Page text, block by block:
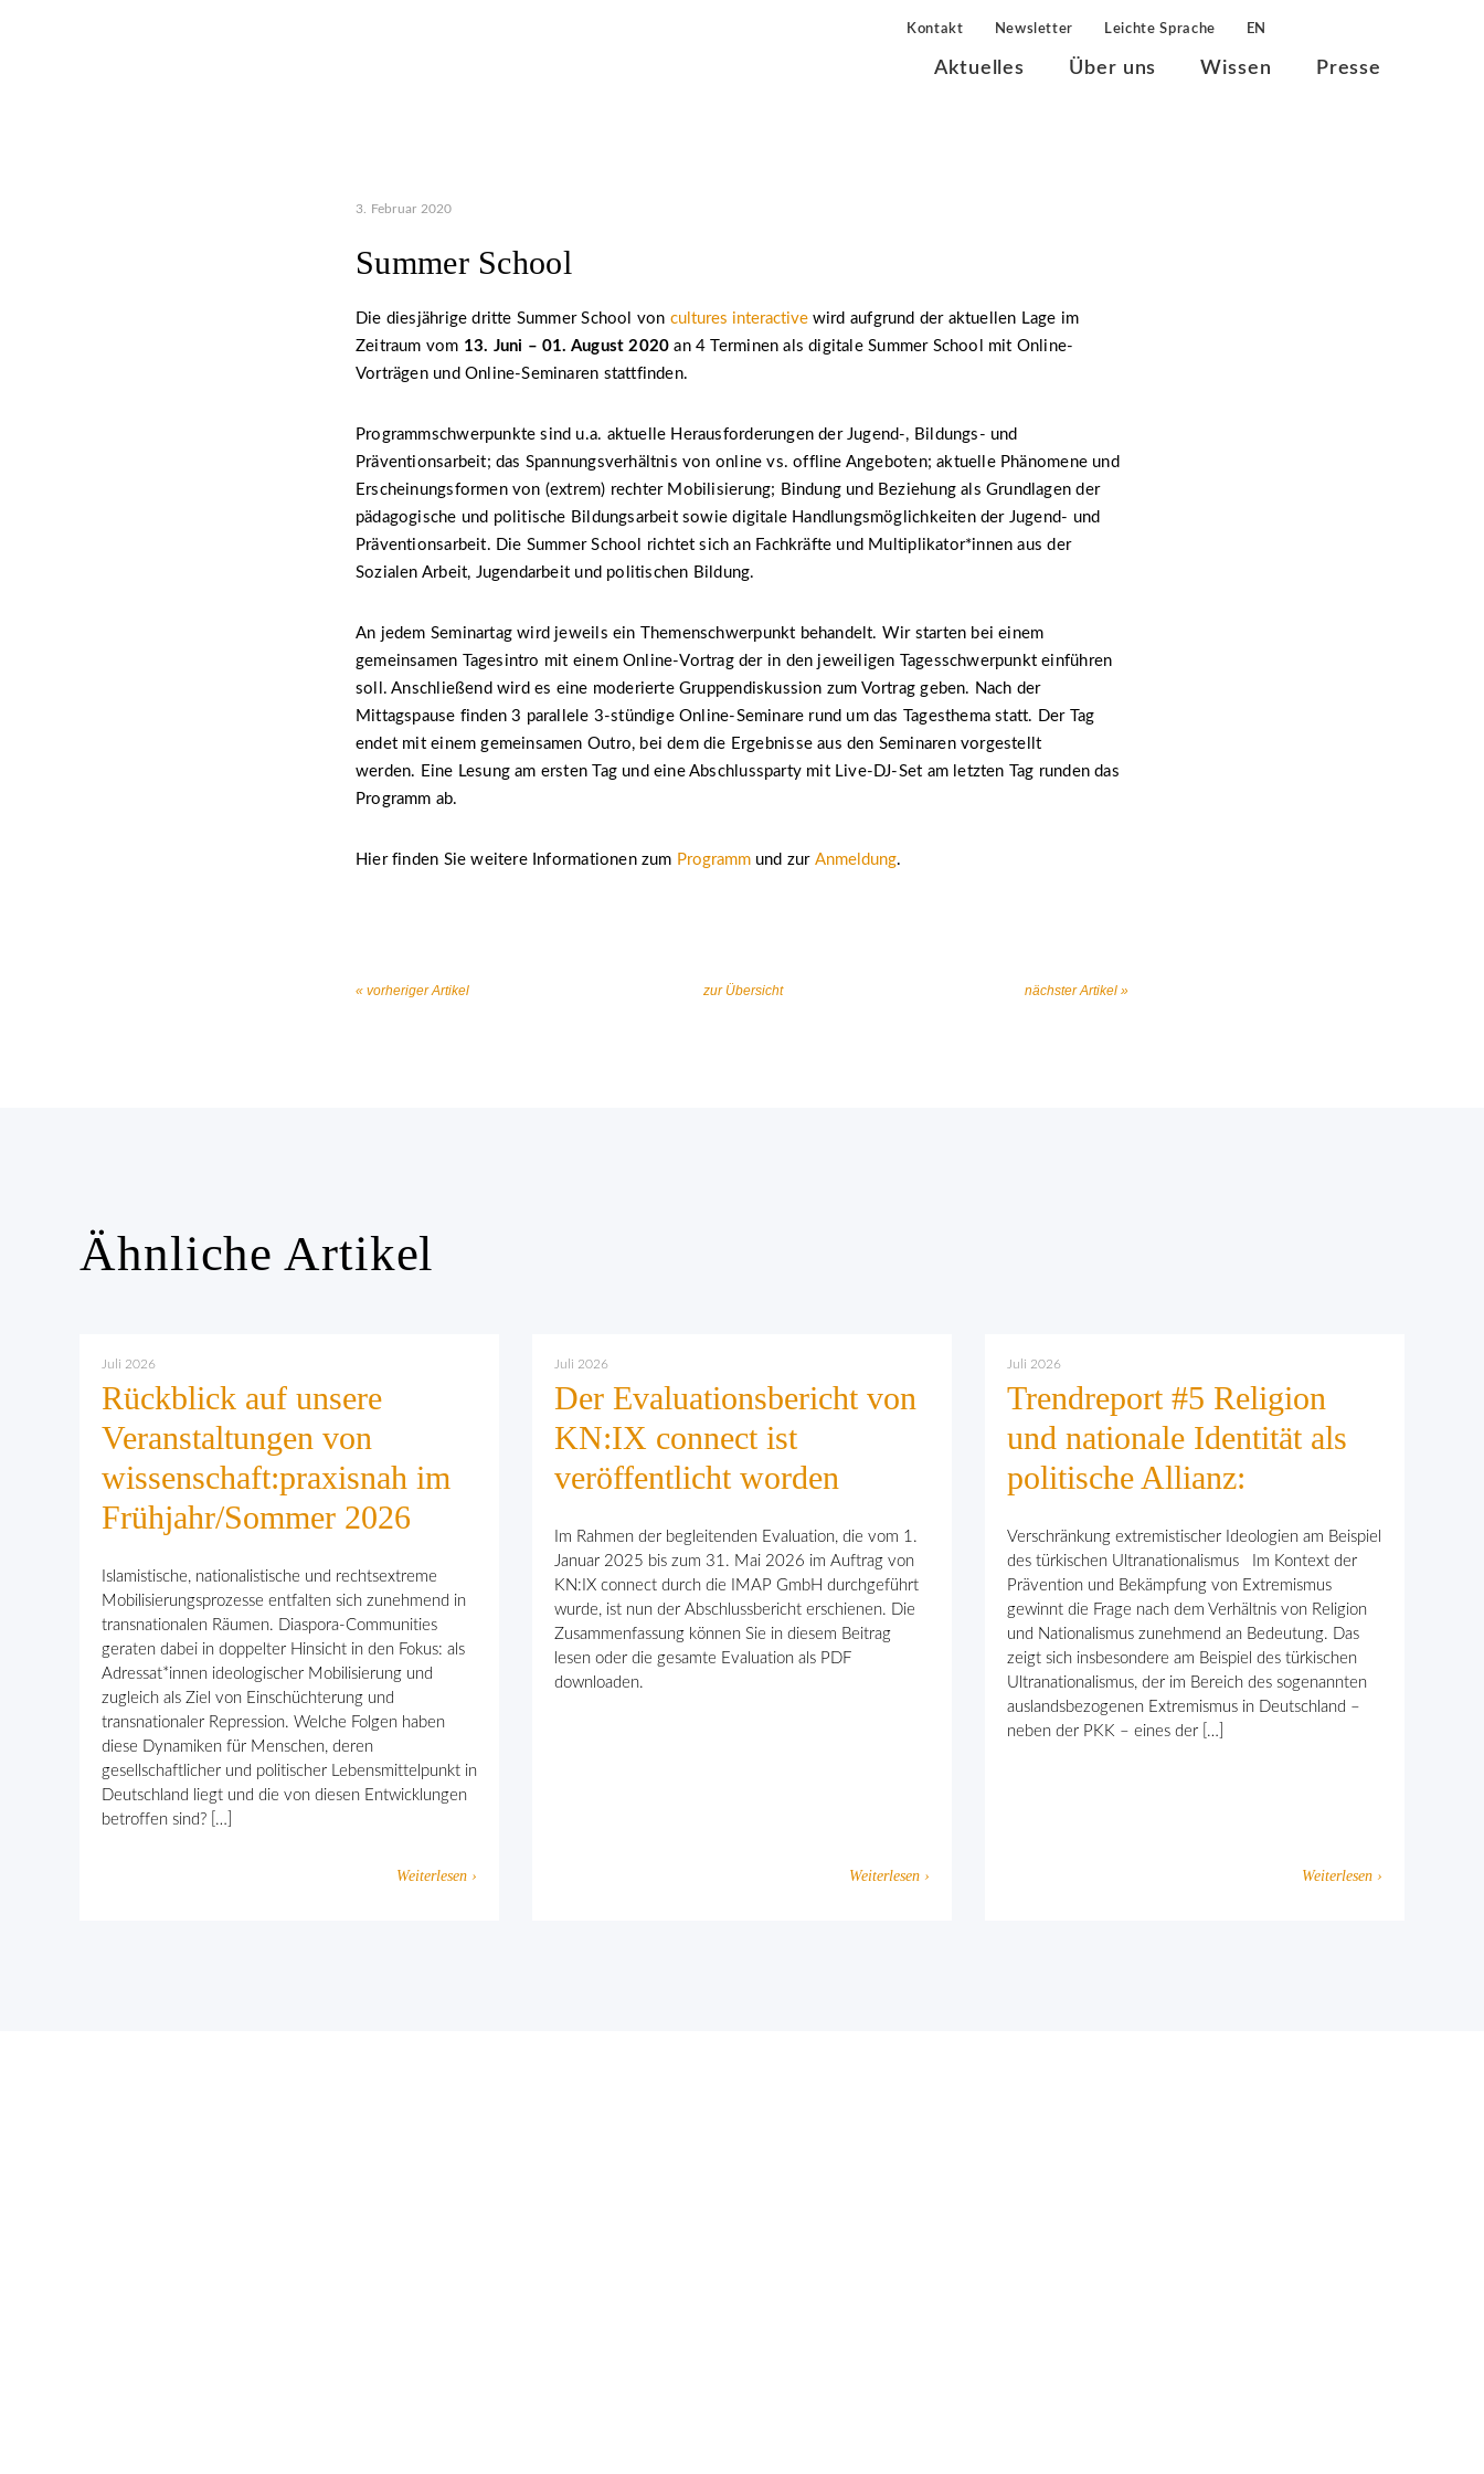
Kontakt Newsletter Leichte Sprache EN
Aktuelles Über uns Wissen Presse
3. Februar 2020
Summer School
Die diesjährige dritte Summer School von cultures interactivewird aufgrund der aktuellen Lage im
Zeitraum vom 13. Juni – 01. August 2020 an 4 Terminen als digitale Summer School mit Online-
Vorträgen und Online-Seminaren stattfinden.
Programmschwerpunkte sind u.a. aktuelle Herausforderungen der Jugend-, Bildungs- und
Präventionsarbeit; das Spannungsverhältnis von online vs. offline Angeboten; aktuelle Phänomene und
Erscheinungsformen von (extrem) rechter Mobilisierung; Bindung und Beziehung als Grundlagen der
pädagogische und politische Bildungsarbeit sowie digitale Handlungsmöglichkeiten der Jugend- und
Präventionsarbeit. Die Summer School richtet sich an Fachkräfte und Multiplikator*innen aus der
Sozialen Arbeit, Jugendarbeit und politischen Bildung.
An jedem Seminartag wird jeweils ein Themenschwerpunkt behandelt. Wir starten bei einem
gemeinsamen Tagesintro mit einem Online-Vortrag der in den jeweiligen Tagesschwerpunkt einführen
soll. Anschließend wird es eine moderierte Gruppendiskussion zum Vortrag geben. Nach der
Mittagspause finden 3 parallele 3-stündige Online-Seminare rund um das Tagesthema statt. Der Tag
endet mit einem gemeinsamen Outro, bei dem die Ergebnisse aus den Seminaren vorgestellt
werden. Eine Lesung am ersten Tag und eine Abschlussparty mit Live-DJ-Set am letzten Tag runden das
Programm ab.
Hier finden Sie weitere Informationen zum Programmund zur Anmeldung.
« vorheriger Artikel zur Übersicht nächster Artikel »
Ähnliche Artikel
Juli 2026
Rückblick auf unsere
Veranstaltungen von
wissenschaft:praxisnah im
Frühjahr/Sommer 2026
Islamistische, nationalistische und rechtsextreme
Mobilisierungsprozesse entfalten sich zunehmend in
transnationalen Räumen. Diaspora-Communities
geraten dabei in doppelter Hinsicht in den Fokus: als
Adressat*innen ideologischer Mobilisierung und
zugleich als Ziel von Einschüchterung und
transnationaler Repression. Welche Folgen haben
diese Dynamiken für Menschen, deren
gesellschaftlicher und politischer Lebensmittelpunkt in
Deutschland liegt und die von diesen Entwicklungen
betroffen sind? […]
Weiterlesen ›
Juli 2026
Der Evaluationsbericht von
KN:IX connect ist
veröffentlicht worden
Im Rahmen der begleitenden Evaluation, die vom 1.
Januar 2025 bis zum 31. Mai 2026 im Auftrag von
KN:IX connect durch die IMAP GmbH durchgeführt
wurde, ist nun der Abschlussbericht erschienen. Die
Zusammenfassung können Sie in diesem Beitrag
lesen oder die gesamte Evaluation als PDF
downloaden.
Weiterlesen ›
Juli 2026
Trendreport #5 Religion
und nationale Identität als
politische Allianz:
Verschränkung extremistischer Ideologien am Beispiel
des türkischen Ultranationalismus Im Kontext der
Prävention und Bekämpfung von Extremismus
gewinnt die Frage nach dem Verhält­nis von Religion
und Nationalismus zunehmend an Bedeutung. Das
zeigt sich insbesondere am Beispiel des türkischen
Ultranationalismus, der im Bereich des sogenannten
auslandsbezogenen Extremismus in Deutschland –
neben der PKK – eines der […]
Weiterlesen ›